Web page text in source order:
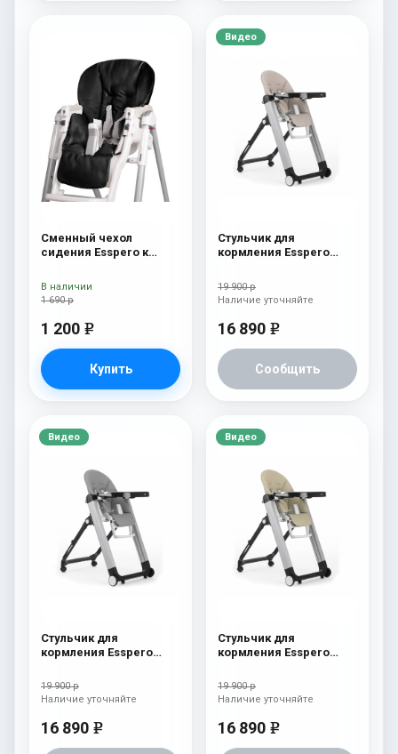
Сменный чехол
сидения Esspero к
кормления Peg-Perego
Diner Black
1 690 р
1 200 e
Купить
В наличии
Видео
Стульчик для
кормления Esspero
19 900 р
16 890 e
Сообщить
Наличие уточняйте
Видео
Стульчик для
кормления Esspero
19 900 р
16 890 e
Наличие уточняйте
Видео
Стульчик для
кормления Esspero
19 900 р
16 890 e
Наличие уточняйте